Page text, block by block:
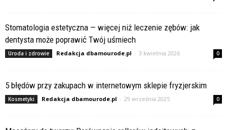
Stomatologia estetyczna — więcej niż leczenie zębów: jak
dentysta może poprawić Twój uśmiech
Uroda i zdrowie Redakcja dbamourode.pl - 3 kwietnia 2026 0
5 błędów przy zakupach w internetowym sklepie fryzjerskim
Kosmetyki Redakcja dbamourode.pl - 29 września 2025 0